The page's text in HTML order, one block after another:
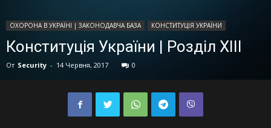
ОХОРОНА В УКРАЇНІ | ЗАКОНОДАВЧА БАЗА КОНСТИТУЦІЯ УКРАЇНИ
Конституція України | Розділ ХIII
От Security - 14 Червня, 2017 0